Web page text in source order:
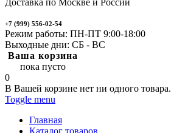
Доставка по Москве и России
+7 (999) 556-02-54
Режим работы: ПН-ПТ 9:00-18:00
Выходные дни: СБ - ВС
Ваша корзина
пока пусто
0
В Вашей корзине нет ни одного товара.
Toggle menu
Главная
Каталог товаров